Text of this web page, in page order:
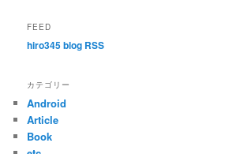
FEED
hiro345 blog RSS
カテゴリー
Android
Article
Book